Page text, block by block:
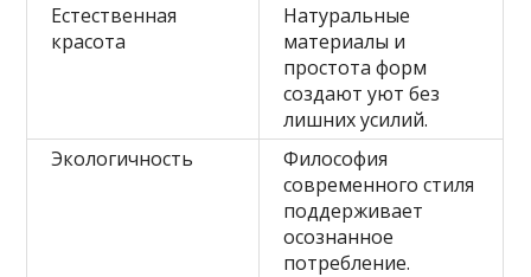
Естественная
красота
Натуральные
материалы и
простота форм
создают уют без
лишних усилий.
Экологичность
Философия
современного стиля
поддерживает
осознанное
потребление.